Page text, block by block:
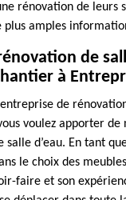
rénovation de leurs
plus amples
de
à
entreprise de
voulez apporter de
d’eau. En tant
le choix des
faire et son